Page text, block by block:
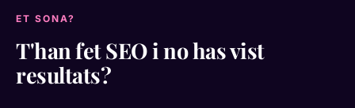
ET SONA?
T'han fet SEO i no has vist
resultats?